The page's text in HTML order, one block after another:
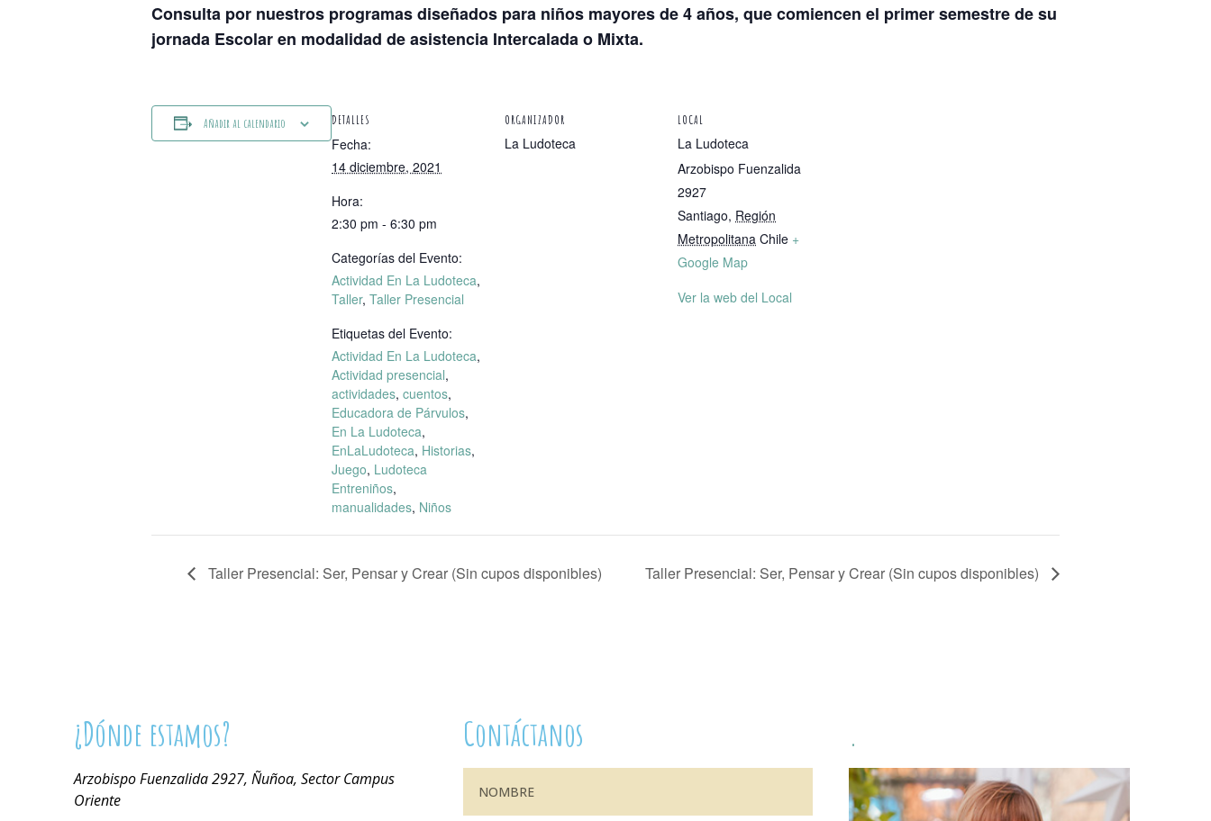
Consulta por nuestros programas diseñados para niños mayores de 4 años, que comiencen el primer semestre de su
jornada Escolar en modalidad de asistencia Intercalada o Mixta.
Añadir al calendario DETALLES
Fecha:
14 diciembre, 2021
Hora:
2:30 pm - 6:30 pm
Categorías del Evento:
Actividad En La Ludoteca,
Taller, Taller Presencial
Etiquetas del Evento:
Actividad En La Ludoteca,
Actividad presencial,
actividades, cuentos,
Educadora de Párvulos,
En La Ludoteca,
EnLaLudoteca, Historias,
Juego, Ludoteca
Entreniños,
manualidades, Niños
ORGANIZADOR
La Ludoteca
LOCAL
La Ludoteca
Arzobispo Fuenzalida
2927
Santiago, Región
Metropolitana Chile +
Google Map
Ver la web del Local
Taller Presencial: Ser, Pensar y Crear (Sin cupos disponibles) Taller Presencial: Ser, Pensar y Crear (Sin cupos disponibles)
¿Dónde estamos?
Arzobispo Fuenzalida 2927, Ñuñoa, Sector Campus
Oriente
Contáctanos .